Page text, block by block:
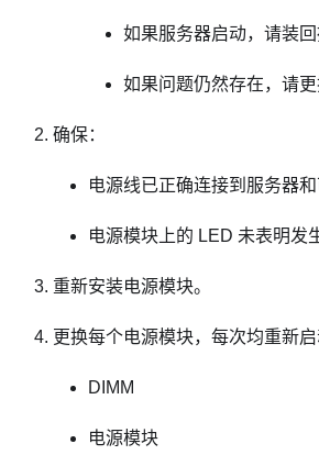
如果服务器启动，请装回
如果问题仍然存在，请更
确保：
电源线已正确连接到服务器和
电源模块上的 LED 未表明发
重新安装电源模块。
更换每个电源模块，每次均重新启
DIMM
电源模块